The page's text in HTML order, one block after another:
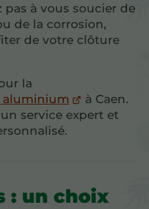
à vous soucier de
de la corrosion,
de votre clôture
la
aluminium
à Caen.
service expert et
: un choix